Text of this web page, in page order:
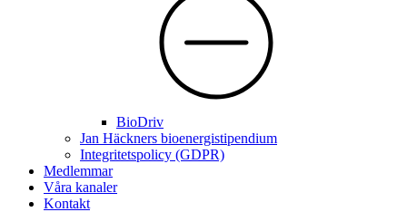
BioDriv
Jan Häckners bioenergistipendium
Integritetspolicy (GDPR)
Medlemmar
Våra kanaler
Kontakt